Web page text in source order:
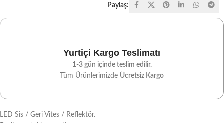
Paylaş:
Yurtiçi Kargo Teslimatı
1-3 gün içinde teslim edilir.
Tüm Ürünlerimizde Ücretsiz Kargo
LED Sis / Geri Vites / Reflektör.